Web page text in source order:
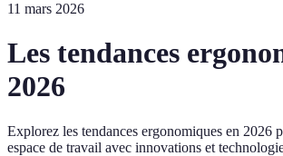
11 mars 2026
Les tendances
2026
Explorez les tendances ergonomiques en 2026
espace de travail avec innovations et